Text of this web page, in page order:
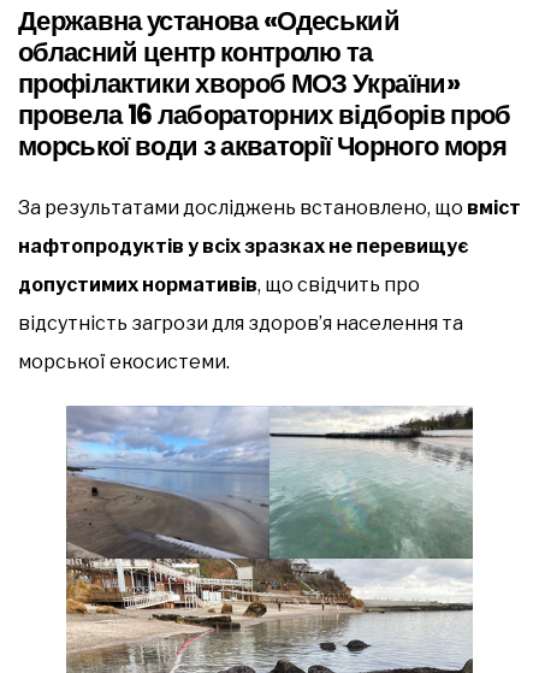
Державна установа «Одеський
обласний центр контролю та
профілактики хвороб МОЗ України»
провела 16 лабораторних відборів проб
морської води з акваторії Чорного моря
За результатами досліджень встановлено, що вміст
нафтопродуктів у всіх зразках не перевищує
допустимих нормативів, що свідчить про
відсутність загрози для здоров’я населення та
морської екосистеми.